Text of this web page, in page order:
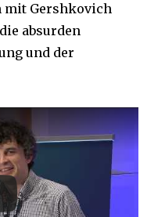
mit Gershkovich
absurden
und der